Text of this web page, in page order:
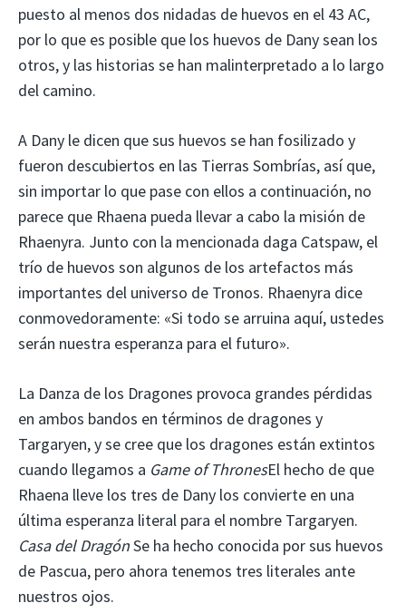
puesto al menos dos nidadas de huevos en el 43 AC,
por lo que es posible que los huevos de Dany sean los
otros, y las historias se han malinterpretado a lo largo
del camino.
A Dany le dicen que sus huevos se han fosilizado y
fueron descubiertos en las Tierras Sombrías, así que,
sin importar lo que pase con ellos a continuación, no
parece que Rhaena pueda llevar a cabo la misión de
Rhaenyra. Junto con la mencionada daga Catspaw, el
trío de huevos son algunos de los artefactos más
importantes del universo de Tronos. Rhaenyra dice
conmovedoramente: «Si todo se arruina aquí, ustedes
serán nuestra esperanza para el futuro».
La Danza de los Dragones provoca grandes pérdidas
en ambos bandos en términos de dragones y
Targaryen, y se cree que los dragones están extintos
cuando llegamos a Game of ThronesEl hecho de que
Rhaena lleve los tres de Dany los convierte en una
última esperanza literal para el nombre Targaryen.
Casa del DragónSe ha hecho conocida por sus huevos
de Pascua, pero ahora tenemos tres literales ante
nuestros ojos.